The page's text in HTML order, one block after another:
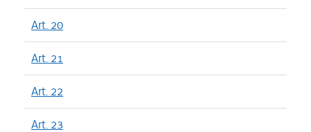
Art. 20
Art. 21
Art. 22
Art. 23